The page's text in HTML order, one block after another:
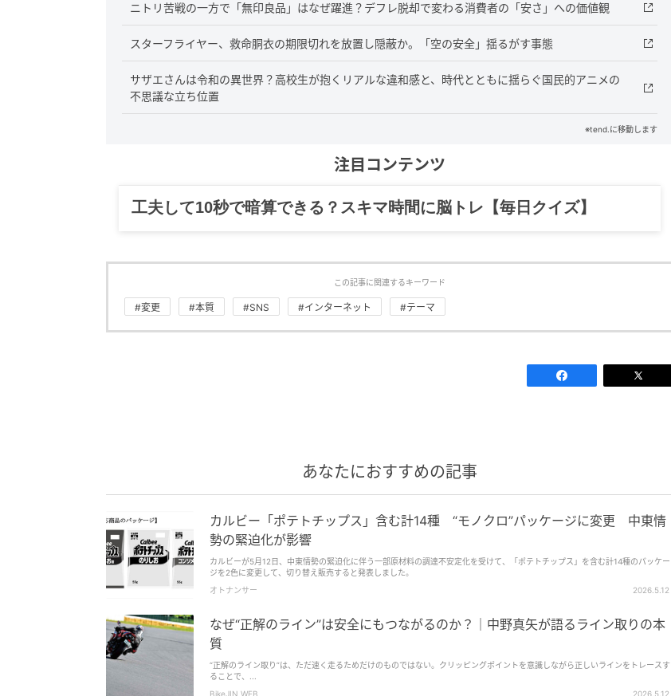
ニトリ苦戦の一方で「無印良品」はなぜ躍進？デフレ脱却で変わる消費者の「安さ」への価値観
スターフライヤー、救命胴衣の期限切れを放置し隠蔽か。「空の安全」揺るがす事態
サザエさんは令和の異世界？高校生が抱くリアルな違和感と、時代とともに揺らぐ国民的アニメの
不思議な立ち位置
※tend.に移動します
注目コンテンツ
工夫して10秒で暗算できる？スキマ時間に脳トレ【毎日クイズ】
この記事に関連するキーワード
#変更 #本質 #SNS #インターネット #テーマ
あなたにおすすめの記事
カルビー「ポテトチップス」含む計14種 “モノクロ”パッケージに変更 中東情
勢の緊迫化が影響
カルビーが5月12日、中東情勢の緊迫化に伴う一部原材料の調達不安定化を受けて、「ポテトチップス」を含む計14種のパッケー
ジを2色に変更して、切り替え販売すると発表しました。
オトナンサー
2026.5.12
なぜ“正解のライン”は安全にもつながるのか？｜中野真矢が語るライン取りの本
質
“正解のライン取り”は、ただ速く走るためだけのものではない。クリッピングポイントを意識しながら正しいラインをトレースす
ることで、...
BikeJIN WEB
2026.5.12